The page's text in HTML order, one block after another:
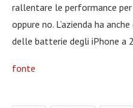
rallentare le performance
oppure no. L’azienda ha
delle batterie degli iPhone a
fonte